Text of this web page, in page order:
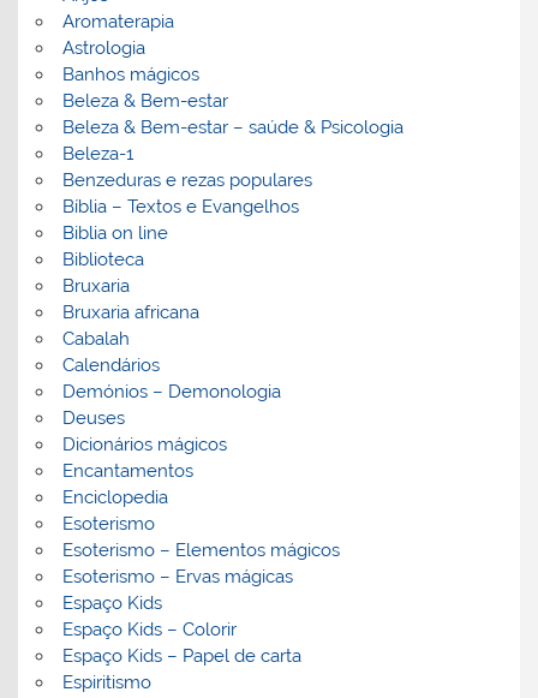
Aromaterapia
Astrologia
Banhos mágicos
Beleza & Bem-estar
Beleza & Bem-estar – saúde & Psicologia
Beleza-1
Benzeduras e rezas populares
Bíblia – Textos e Evangelhos
Biblia on line
Biblioteca
Bruxaria
Bruxaria africana
Cabalah
Calendários
Demónios – Demonologia
Deuses
Dicionários mágicos
Encantamentos
Enciclopedia
Esoterismo
Esoterismo – Elementos mágicos
Esoterismo – Ervas mágicas
Espaço Kids
Espaço Kids – Colorir
Espaço Kids – Papel de carta
Espiritismo